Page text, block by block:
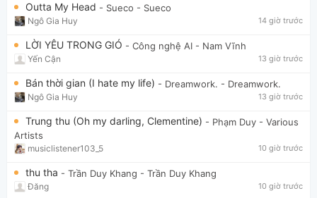
Outta My Head - Sueco - Sueco
Ngô Gia Huy 14 giờ trước
LỜI YÊU TRONG GIÓ - Công nghệ AI - Nam Vĩnh
Yến Cận 13 giờ trước
Bán thời gian (I hate my life) - Dreamwork. - Dreamwork.
Ngô Gia Huy 13 giờ trước
Trung thu (Oh my darling, Clementine) - Phạm Duy - Various
Artists
musiclistener103_5 10 giờ trước
thu tha - Trần Duy Khang - Trần Duy Khang
Đăng 10 giờ trước